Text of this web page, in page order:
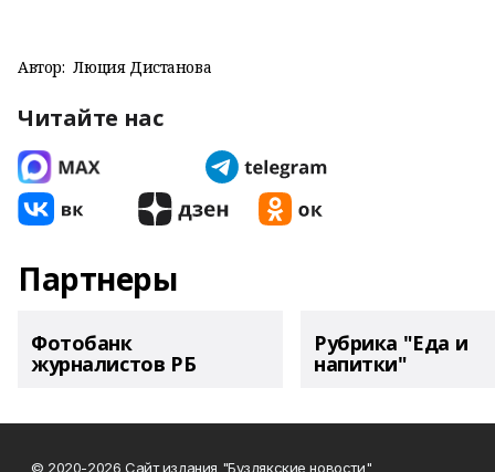
Автор: Люция Дистанова
Читайте нас
Партнеры
Фотобанк
журналистов РБ
Рубрика "Еда и
напитки"
© 2020-2026 Сайт издания "Буздякские новости"